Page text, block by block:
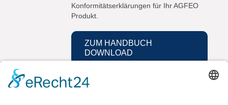
Konformitätserklärungen für Ihr AGFEO
Produkt.
ZUM HANDBUCH
DOWNLOAD